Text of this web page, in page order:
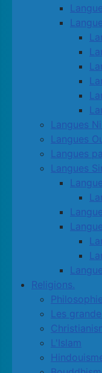
Langues
Langues
Langues
Langues
Religions.
Les
L'Islam